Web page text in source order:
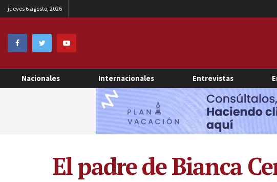
jueves 6 agosto, 2026
Nacionales Internacionales Entrevistas
El padre de Bianca